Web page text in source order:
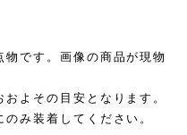
物です。画像の商品が現物
よその目安となります。
み装着してください。